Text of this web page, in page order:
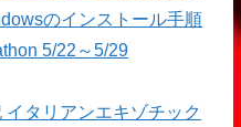
のインストール手順
5/22～5/29
タリアンエキゾチック